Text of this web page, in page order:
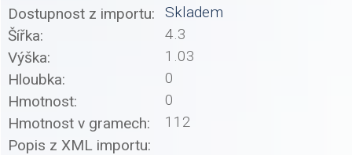
Dostupnost z importu:
Skladem
Šířka:
4.3
Výška:
1.03
Hloubka:
0
Hmotnost:
0
Hmotnost v gramech:
112
Popis z XML importu: